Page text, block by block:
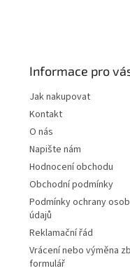
Informace pro
Jak nakupovat
Kontakt
O nás
Napište nám
Hodnocení obchodu
Obchodní podmínky
Podmínky ochrany
údajů
Reklamační řád
Vrácení nebo výměna
formulář